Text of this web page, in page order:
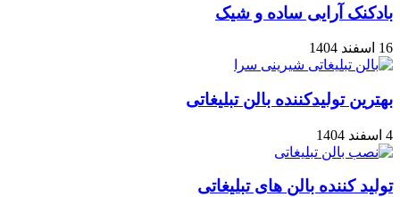
بادکنک آرایی ساده و شیک
16 اسفند 1404
بهترین تولیدکننده بالن تبلیغاتی
4 اسفند 1404
تولید کننده بالن های تبلیغاتی